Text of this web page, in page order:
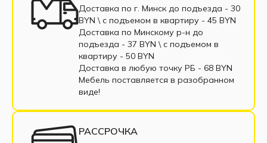
Модульные диваны из экокожи
Модульные диваны из велюра
Модульные диваны из рогожки
Модульные диваны из корфу
Одноместные модульные диваны
Доставка по г. Минск до подъезда - 30
BYN \ c подъемом в квартиру - 45 BYN
Доставка по Минскому р-н до
подъезда - 37 BYN \ c подъемом в
квартиру - 50 BYN
Доставка в любую точку РБ - 68 BYN
Мебель поставляется в разобранном
виде!
РАССРОЧКА